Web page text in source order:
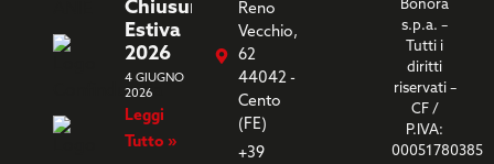
Chiusura
Estiva
2026
4 GIUGNO
2026
Leggi
Tutto »
Reno
Vecchio,
62
44042 -
Cento
(FE)
+39
Bonora
s.p.a. –
Tutti i
diritti
riservati –
CF /
P.IVA:
00051780385